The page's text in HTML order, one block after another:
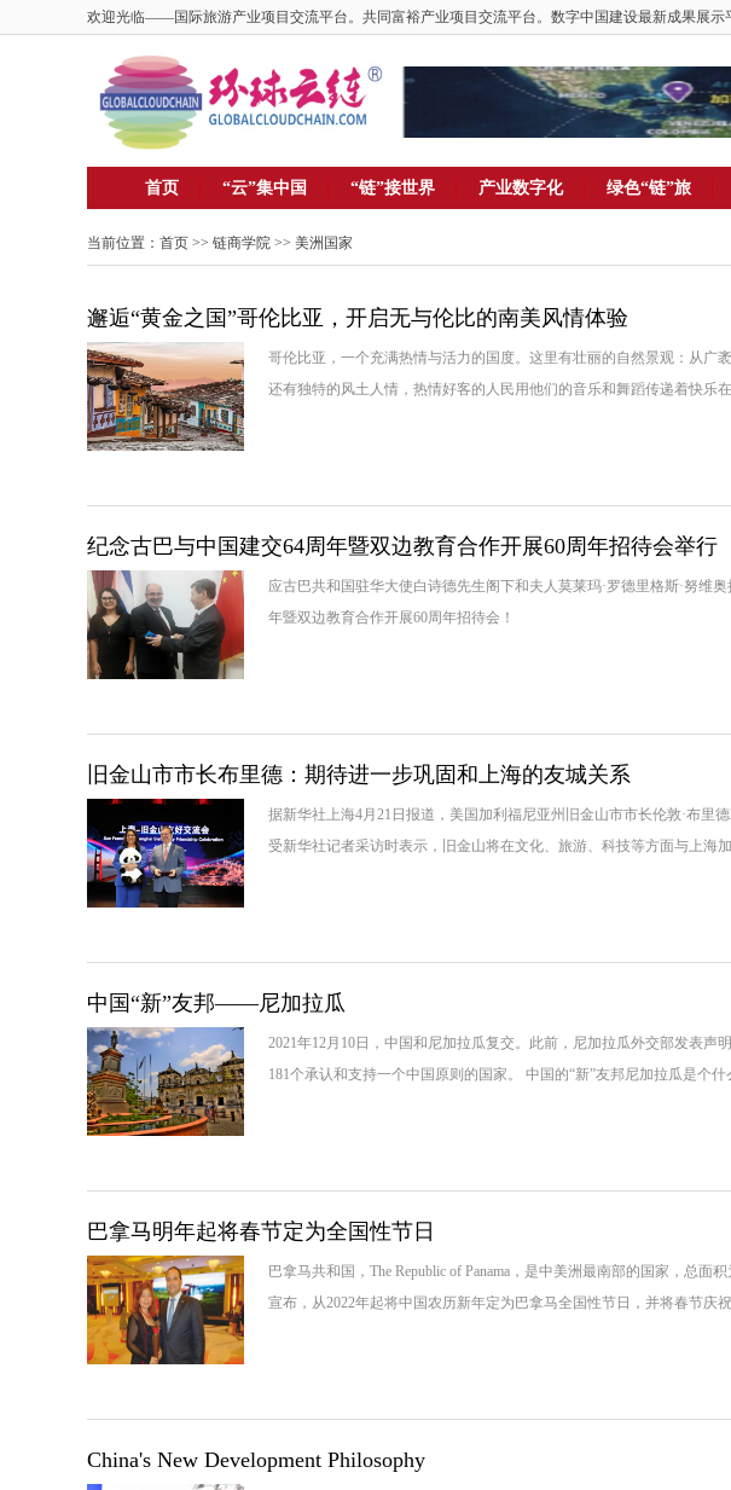
欢迎光临——国际旅游产业项目交流平台。共同富裕产业项目交流平台。数字中国建设最新成果展示
首页 “云”集中国 “链”接世界 产业数字化 绿色“链”旅
当前位置： 首页 >> 链商学院 >> 美洲国家
邂逅“黄金之国”哥伦比亚，开启无与伦比的南美风情体验
哥伦比亚，一个充满热情与活力的国度。这里有壮丽的自然景观：从广
还有独特的风土人情，热情好客的人民用他们的音乐和舞蹈传递着快乐
纪念古巴与中国建交64周年暨双边教育合作开展60周年招待会举行
应古巴共和国驻华大使白诗德先生阁下和夫人莫莱玛·罗德里格斯·努维
年暨双边教育合作开展60周年招待会！
旧金山市市长布里德：期待进一步巩固和上海的友城关系
据新华社上海4月21日报道，美国加利福尼亚州旧金山市市长伦敦·布里
受新华社记者采访时表示，旧金山将在文化、旅游、科技等方面与上海
中国“新”友邦——尼加拉瓜
2021年12月10日，中国和尼加拉瓜复交。此前，尼加拉瓜外交部发表声
181个承认和支持一个中国原则的国家。 中国的“新”友邦尼加拉瓜是个
巴拿马明年起将春节定为全国性节日
巴拿马共和国，The Republic of Panama，是中美洲最南部的国家，总面
宣布，从2022年起将中国农历新年定为巴拿马全国性节日，并将春节庆
China's New Development Philosophy